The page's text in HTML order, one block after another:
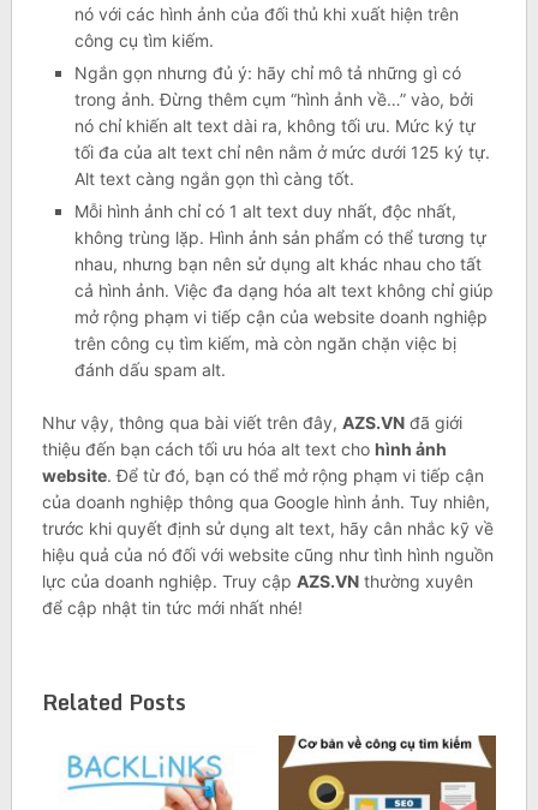
nó với các hình ảnh của đối thủ khi xuất hiện trên
công cụ tìm kiếm.
Ngắn gọn nhưng đủ ý: hãy chỉ mô tả những gì có
trong ảnh. Đừng thêm cụm “hình ảnh về…” vào, bởi
nó chỉ khiến alt text dài ra, không tối ưu. Mức ký tự
tối đa của alt text chỉ nên nằm ở mức dưới 125 ký tự.
Alt text càng ngắn gọn thì càng tốt.
Mỗi hình ảnh chỉ có 1 alt text duy nhất, độc nhất,
không trùng lặp. Hình ảnh sản phẩm có thể tương tự
nhau, nhưng bạn nên sử dụng alt khác nhau cho tất
cả hình ảnh. Việc đa dạng hóa alt text không chỉ giúp
mở rộng phạm vi tiếp cận của website doanh nghiệp
trên công cụ tìm kiếm, mà còn ngăn chặn việc bị
đánh dấu spam alt.
Như vậy, thông qua bài viết trên đây, AZS.VNđã giới
thiệu đến bạn cách tối ưu hóa alt text cho hình ảnh
website. Để từ đó, bạn có thể mở rộng phạm vi tiếp cận
của doanh nghiệp thông qua Google hình ảnh. Tuy nhiên,
trước khi quyết định sử dụng alt text, hãy cân nhắc kỹ về
hiệu quả của nó đối với website cũng như tình hình nguồn
lực của doanh nghiệp. Truy cập AZS.VNthường xuyên
để cập nhật tin tức mới nhất nhé!
Related Posts